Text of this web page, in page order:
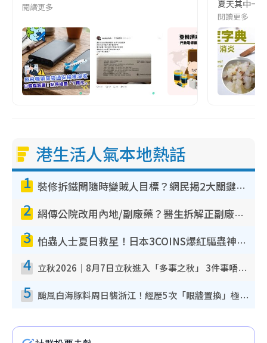
閱讀更多
夏天其中一
閱讀更多
港生活人氣本地熱話
1 裝修拆鐵閘隨時變賊人目標？網民揭2大關鍵用途：裝新式等於白裝？附新舊鐵閘分別
2 網傳公院改用內地/副廠藥？醫生拆解正副廠分別 揭4類人換藥隨時出事
3 怕蟲人士夏日救星！日本3COINS爆紅驅蟲神器$45起 1招「全程免觸碰」輕鬆搞定小強
4 立秋2026｜8月7日立秋進入「多事之秋」 3件事唔做得！專家教6招開運 清枱頭／銀包納氣接好運
5 颱風白海豚料周日襲浙江！經歷5次「眼牆置換」極罕見 成登陸內地最長途颱風